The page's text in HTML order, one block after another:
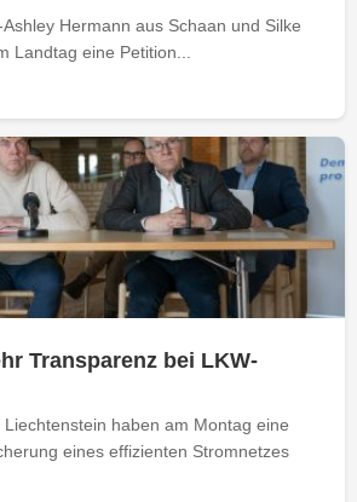
Hermann aus Schaan und Silke
Landtag eine Petition...
Transparenz bei LKW-
haben am Montag eine
eines effizienten Stromnetzes